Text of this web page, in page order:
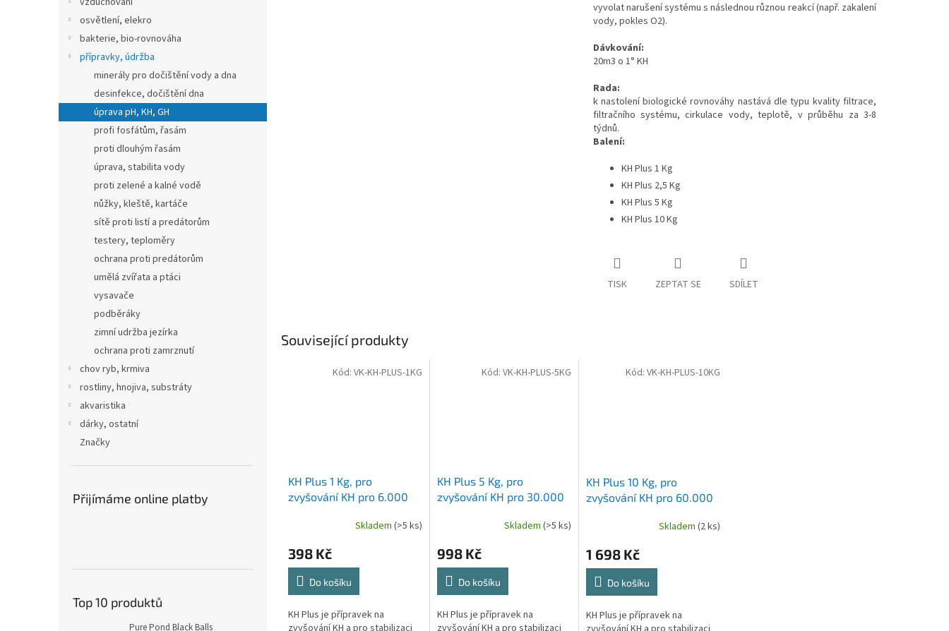
osvětlení, elekro
bakterie, bio-rovnováha
přípravky, údržba
minerály pro dočištění vody a dna
desinfekce, dočištění dna
úprava pH, KH, GH
profi fosfátům, řasám
proti dlouhým řasám
úprava, stabilita vody
proti zelené a kalné vodě
nůžky, kleště, kartáče
sítě proti listí a predátorům
testery, teploměry
ochrana proti predátorům
umělá zvířata a ptáci
vysavače
podběráky
zimní udržba jezírka
ochrana proti zamrznutí
chov ryb, krmiva
rostliny, hnojiva, substráty
akvaristika
dárky, ostatní
Značky
Přijímáme online platby
Top 10 produktů
Pure Pond Black Balls
vyvolat narušení systému s následnou různou reakcí (např. zakalení
vody, pokles O2).
Dávkování:
20m3 o 1° KH
Rada:
k nastolení biologické rovnováhy nastává dle typu kvality filtrace,
filtračního systému, cirkulace vody, teplotě, v průběhu za 3-8
týdnů.
Balení:
KH Plus 1 Kg
KH Plus 2,5 Kg
KH Plus 5 Kg
KH Plus 10 Kg
TISK ZEPTAT SE SDÍLET
Související produkty
KH Plus 1 Kg, pro
zvyšování KH pro 6.000
jezírku, kde je pH nízké a
systému s biologickým
zatížením a velkým
množstvím ryb
Skladem (>5 ks)
398 Kč
Do košíku
KH Plus je přípravek na
Kód: VK-KH-PLUS-1KG
KH Plus 5 Kg, pro
zvyšování KH pro 30.000
jezírku, kde je pH nízké a
systému s biologickým
zatížením a velkým
množstvím ryb
Skladem (>5 ks)
998 Kč
Do košíku
KH Plus je přípravek na
Kód: VK-KH-PLUS-5KG
KH Plus 10 Kg, pro
zvyšování KH pro 60.000
jezírku, kde je pH nízké a
systému s biologickým
zatížením a velkým
množstvím ryb
Skladem(2 ks)
1 698 Kč
Do košíku
KH Plus je přípravek na
Kód:VK-KH-PLUS-10KG